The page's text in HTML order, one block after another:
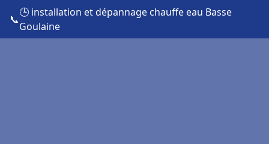
📞
🕒 installation et dépannage chauffe eau Basse
Goulaine